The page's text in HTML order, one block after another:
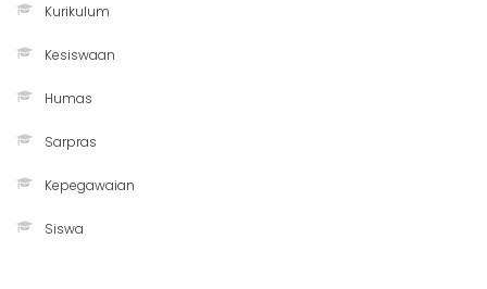
Kurikulum
Kesiswaan
Humas
Sarpras
Kepegawaian
Siswa